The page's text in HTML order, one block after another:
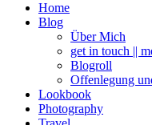
Home
Blog
Über Mich
get in touch ||
Blogroll
Offenlegung
Lookbook
Photography